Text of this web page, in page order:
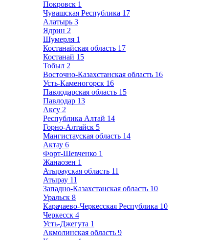
Покровск 1
Чувашская Республика 17
Алатырь 3
Ядрин 2
Шумерля 1
Костанайская область 17
Костанай 15
Тобыл 2
Восточно-Казахстанская область 16
Усть-Каменогорск 16
Павлодарская область 15
Павлодар 13
Аксу 2
Республика Алтай 14
Горно-Алтайск 5
Мангистауская область 14
Актау 6
Форт-Шевченко 1
Жанаозен 1
Атырауская область 11
Атырау 11
Западно-Казахстанская область 10
Уральск 8
Карачаево-Черкесская Республика 10
Черкесск 4
Усть-Джегута 1
Акмолинская область 9